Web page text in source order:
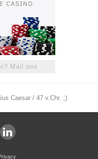
Mail ons
Caesar / 47 v.Chr. ;)